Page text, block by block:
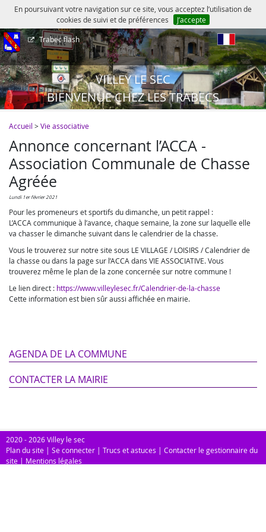
En poursuivant votre navigation sur ce site, vous acceptez l’utilisation de
cookies de suivi et de préférences
J’accepte
Trabec flash
VILLEY LE SEC
BIENVENUE CHEZ LES TRABECS
Accueil >Vie associative
Annonce concernant l’ACCA -
Association Communale de Chasse
Agréée
lundi 1er février 2021
Pour les promeneurs et sportifs du dimanche, un petit rappel :
L’ACCA communique à l’avance, chaque semaine, la zone sur laquelle elle
va chasser le dimanche suivant dans le calendrier de la chasse.
Vous le trouverez sur notre site sous LE VILLAGE / LOISIRS / Calendrier de
la chasse ou dans la page sur l’ACCA dans VIE ASSOCIATIVE. Vous
trouverez même le plan de la zone concernée sur notre commune !
Le lien direct : https://www.villeylesec.fr/Calendrier-de-la-chasse
Cette information est bien sûr aussi affichée en mairie.
AGENDA DE LA COMMUNE
CONTACTER LA MAIRIE
2020 - 2026 Villey le sec
Plan du site | Se connecter | Trucs et astuces | Contacter le gestionnaire du
site | Mentions légales